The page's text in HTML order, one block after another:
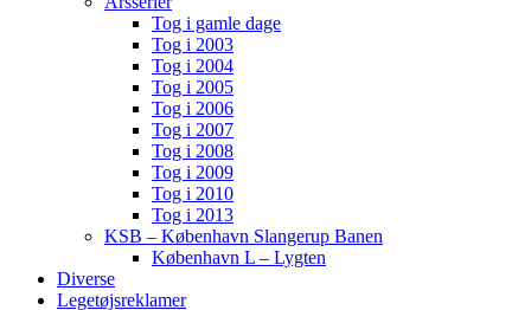
Tog i gamle dage
Tog i 2003
Tog i 2004
Tog i 2005
Tog i 2006
Tog i 2007
Tog i 2008
Tog i 2009
Tog i 2010
Tog i 2013
KSB – København Slangerup Banen
København L – Lygten
Diverse
Legetøjsreklamer